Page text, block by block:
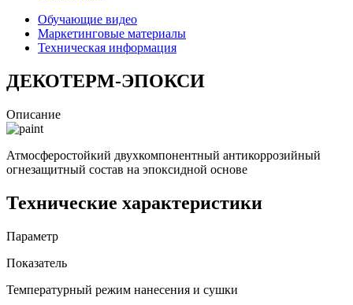
Обучающие видео
Маркетинговые материалы
Техническая информация
ДЕКОТЕРМ-ЭПОКСИ
Описание
Атмосферостойкий двухкомпонентный антикоррозийный
огнезащитный состав на эпоксидной основе
Технические характеристики
Параметр
Показатель
Температурный режим нанесения и сушки